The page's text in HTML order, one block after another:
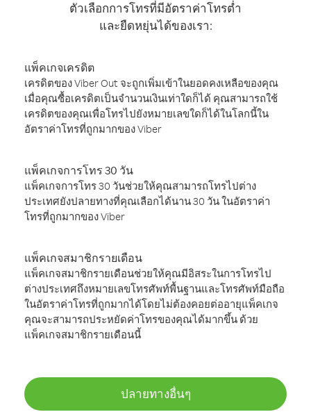
ตัวเลือกการโทรที่มีอัตราค่าโทรต่ำ
และยืดหยุ่นได้ของเรา:
แพ็คเกจเครดิต
เครดิตของ Viber Out จะถูกเพิ่มเข้าในยอดคงเหลือของคุณ
เมื่อคุณซื้อเครดิตเป็นจำนวนเงินเท่าใดก็ได้ คุณสามารถใช้
เครดิตของคุณเพื่อโทรไปยังหมายเลขใดก็ได้ในโลกนี้ใน
อัตราค่าโทรที่ถูกมากของ Viber
แพ็คเกจการโทร 30 วัน
แพ็คเกจการโทร 30 วันช่วยให้คุณสามารถโทรไปต่าง
ประเทศยังปลายทางที่คุณเลือกได้นาน 30 วัน ในอัตราค่า
โทรที่ถูกมากของ Viber
แพ็คเกจสมาชิกรายเดือน
แพ็คเกจสมาชิกรายเดือนช่วยให้คุณมีอิสระในการโทรไป
ต่างประเทศถึงหมายเลขโทรศัพท์พื้นฐานและโทรศัพท์มือถือ
ในอัตราค่าโทรที่ถูกมากได้โดยไม่ต้องคอยต่ออายุแพ็คเกจ
คุณจะสามารถประหยัดค่าโทรของคุณได้มากขึ้น ด้วย
แพ็คเกจสมาชิกรายเดือนนี้
ปลายทางอื่นๆ